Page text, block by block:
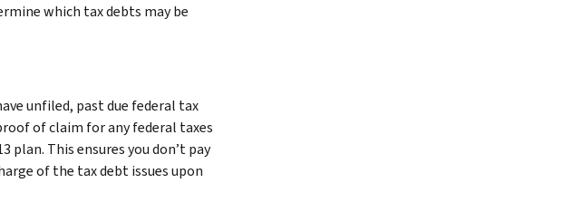
which tax debts may be
unfiled, past due federal tax
of claim for any federal taxes
This ensures you don’t pay
of the tax debt issues upon